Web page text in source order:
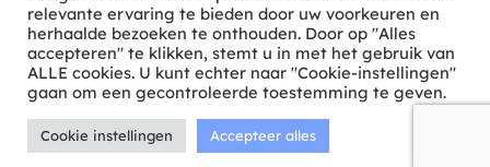
ontwikkeld door tweekoppig
relevante ervaring te bieden door uw voorkeuren en
herhaalde bezoeken te onthouden. Door op "Alles
accepteren" te klikken, stemt u in met het gebruik van
ALLE cookies. U kunt echter naar "Cookie-instellingen"
gaan om een gecontroleerde toestemming te geven.
Cookie instellingen Accepteer alles